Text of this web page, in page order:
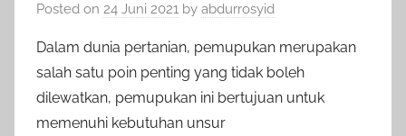
Posted on 24 Juni 2021 by abdurrosyid
Dalam dunia pertanian, pemupukan merupakan
salah satu poin penting yang tidak boleh
dilewatkan, pemupukan ini bertujuan untuk
memenuhi kebutuhan unsur